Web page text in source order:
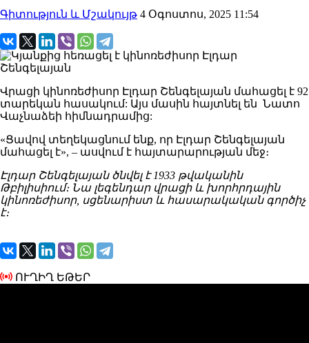
Գիտություն և Մշակույթ 4 Օգոստոս, 2025 11:54
Վրացի կինոռեժիսոր Էլդար Շենգելայան մահացել է 92
տարեկան հասակում: Այս մասին հայտնել են Նատո
Վաչնաձեի հիմնադրամից:
«Ցավով տեղեկացնում ենք, որ Էլդար Շենգելայան
մահացել է», – ասվում է հայտարարության մեջ։
Էլդար Շենգելայան ծնվել է 1933 թվականին
Թբիլիսիում։ Նա լեգենդար վրացի և խորհրդային
կինոռեժիսոր, սցենարիստ և հասարակական գործիչ
է։
ՈՒՂԻՂ ԵԹԵՐ